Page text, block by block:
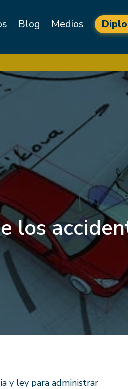
Blog Medios
los
y ley para administrar